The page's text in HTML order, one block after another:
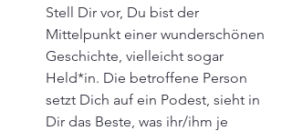
Stell Dir vor, Du bist der
Mittelpunkt einer wunderschönen
Geschichte, vielleicht sogar
Held*in. Die betroffene Person
setzt Dich auf ein Podest, sieht in
Dir das Beste, was ihr/ihm je